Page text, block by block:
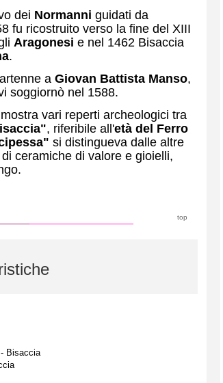
dei Normanni guidati da
fu ricostruito verso la fine del XIII
Aragonesi e nel 1462 Bisaccia
.
a Giovan Battista Manso,
soggiornò nel 1588.
vari reperti archeologici tra
, riferibile all'età del Ferro
si distingueva dalle altre
ceramiche di valore e gioielli,
top
Bisaccia